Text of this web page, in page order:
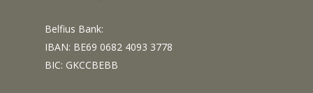
Belfius Bank:
IBAN: BE69 0682 4093 3778
BIC: GKCCBEBB